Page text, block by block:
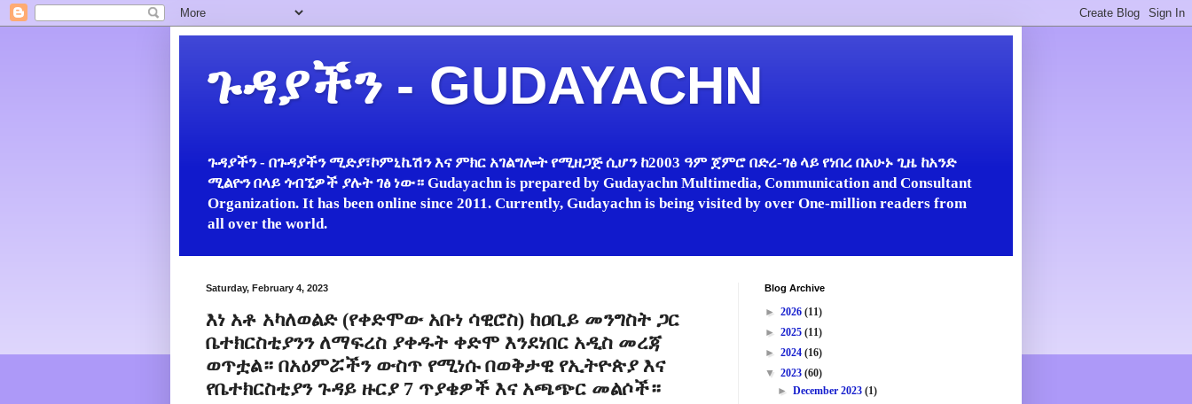
ጉዳያችን - GUDAYACHN
ጉዳያችን - በጉዳያችን ሚድያ፣ኮምኒኬሽን እና ምክር አገልግሎት የሚዘጋጅ ሲሆን ከ2003 ዓም ጀምሮ በድረ-ገፅ ላይ የነበረ በአሁኑ ጊዜ ከአንድ
ሚልዮን በላይ ጎብኚዎች ያሉት ገፅ ነው። Gudayachn is prepared by Gudayachn Multimedia, Communication and Consultant
Organization. It has been online since 2011. Currently, Gudayachn is being visited by over One-million readers from
all over the world.
Saturday, February 4, 2023
እነ አቶ አካለወልድ (የቀድሞው አቡነ ሳዊሮስ) ከዐቢይ መንግስት ጋር
ቤተክርስቲያንን ለማፍረስ ያቀዱት ቀድሞ እንደነበር አዲስ መረጃ
ወጥቷል። በአዕምሯችን ውስጥ የሚነሱ በወቅታዊ የኢትዮጵያ እና
የቤተክርስቲያን ጉዳይ ዙርያ 7 ጥያቄዎች እና አጫጭር መልሶች።
Blog Archive
► 2026 (11)
► 2025 (11)
► 2024 (16)
▼ 2023 (60)
►December 2023(1)